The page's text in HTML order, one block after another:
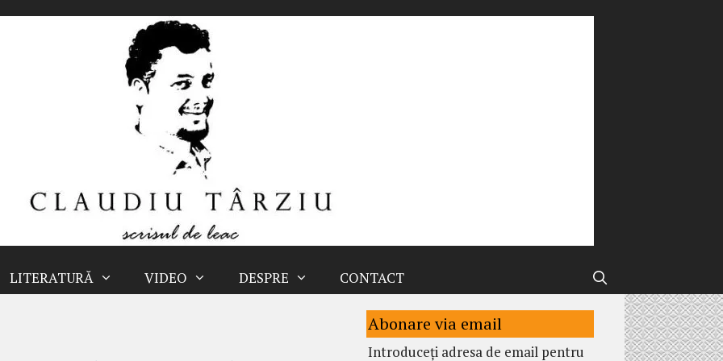
LITERATURĂ VIDEO DESPRE CONTACT
Abonare via email
Introduceți adresa de email pentru